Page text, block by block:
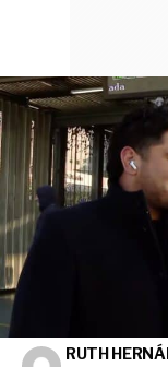
RUTH